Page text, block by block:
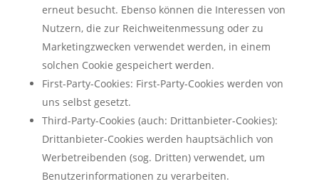
erneut besucht. Ebenso können die Interessen von
Nutzern, die zur Reichweitenmessung oder zu
Marketingzwecken verwendet werden, in einem
solchen Cookie gespeichert werden.
First-Party-Cookies: First-Party-Cookies werden von
uns selbst gesetzt.
Third-Party-Cookies (auch: Drittanbieter-Cookies):
Drittanbieter-Cookies werden hauptsächlich von
Werbetreibenden (sog. Dritten) verwendet, um
Benutzerinformationen zu verarbeiten.